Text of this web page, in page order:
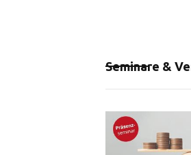
Seminare &